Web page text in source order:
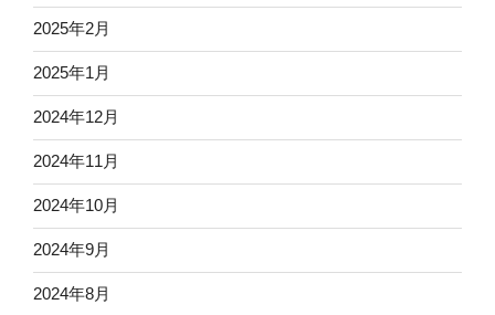
2025年2月
2025年1月
2024年12月
2024年11月
2024年10月
2024年9月
2024年8月